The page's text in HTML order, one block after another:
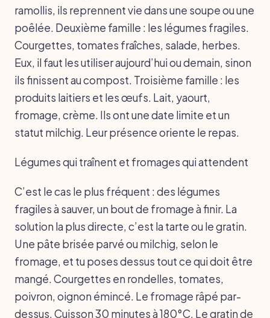
ramollis, ils reprennent vie dans une soupe ou une
poêlée. Deuxième famille : les légumes fragiles.
Courgettes, tomates fraîches, salade, herbes.
Eux, il faut les utiliser aujourd’hui ou demain, sinon
ils finissent au compost. Troisième famille : les
produits laitiers et les œufs. Lait, yaourt,
fromage, crème. Ils ont une date limite et un
statut milchig. Leur présence oriente le repas.
Légumes qui traînent et fromages qui attendent
C’est le cas le plus fréquent : des légumes
fragiles à sauver, un bout de fromage à finir. La
solution la plus directe, c’est la tarte ou le gratin.
Une pâte brisée parvé ou milchig, selon le
fromage, et tu poses dessus tout ce qui doit être
mangé. Courgettes en rondelles, tomates,
poivron, oignon émincé. Le fromage râpé par-
dessus. Cuisson 30 minutes à 180°C. Le gratin de